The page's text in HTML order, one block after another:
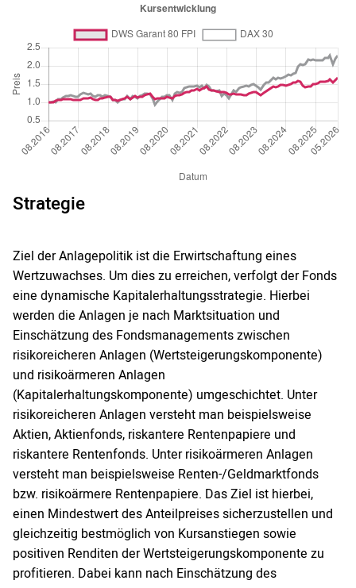
Strategie
Ziel der Anlagepolitik ist die Erwirtschaftung eines
Wertzuwachses. Um dies zu erreichen, verfolgt der Fonds
eine dynamische Kapitalerhaltungsstrategie. Hierbei
werden die Anlagen je nach Marktsituation und
Einschätzung des Fondsmanagements zwischen
risikoreicheren Anlagen (Wertsteigerungskomponente)
und risikoärmeren Anlagen
(Kapitalerhaltungskomponente) umgeschichtet. Unter
risikoreicheren Anlagen versteht man beispielsweise
Aktien, Aktienfonds, riskantere Rentenpapiere und
riskantere Rentenfonds. Unter risikoärmeren Anlagen
versteht man beispielsweise Renten-/Geldmarktfonds
bzw. risikoärmere Rentenpapiere. Das Ziel ist hierbei,
einen Mindestwert des Anteilpreises sicherzustellen und
gleichzeitig bestmöglich von Kursanstiegen sowie
positiven Renditen der Wertsteigerungskomponente zu
profitieren. Dabei kann nach Einschätzung des